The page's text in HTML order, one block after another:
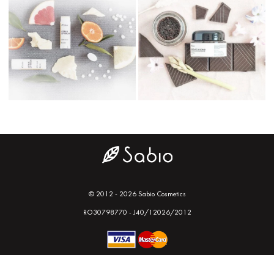
© 2012 - 2026 Sabio Cosmetics
RO30798770 - J40/12026/2012